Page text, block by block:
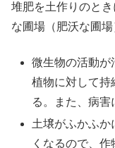
堆肥を土作りのと
な圃場（肥沃な圃
微生物の活動が
植物に対して持
る。また、病害
土壌がふかふか
くなるので、作